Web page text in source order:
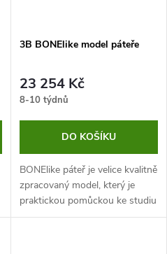
3B BONElike model páteře
23 254 Kč
8-10 týdnů
DO KOŠÍKU
BONElike páteř je velice kvalitně
zpracovaný model, který je
praktickou pomůckou ke studiu
anatomie. Jedná se o velice